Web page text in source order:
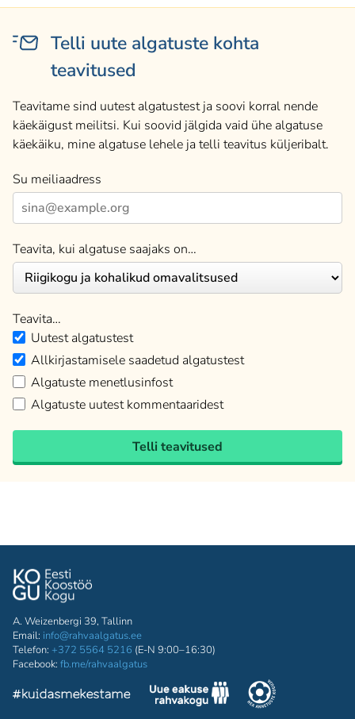
Telli uute algatuste kohta
teavitused
Teavitame sind uutest algatustest ja soovi korral nende
käekäigust meilitsi. Kui soovid jälgida vaid ühe algatuse
käekäiku, mine algatuse lehele ja telli teavitus küljeribalt.
Su meiliaadress
Teavita, kui algatuse saajaks on…
Teavita…
Uutest algatustest
Allkirjastamisele saadetud algatustest
Algatuste menetlusinfost
Algatuste uutest kommentaaridest
Telli teavitused
A. Weizenbergi 39, Tallinn
Email: info@rahvaalgatus.ee
Telefon: +372 5564 5216 (E-N 9:00–16:30)
Facebook: fb.me/rahvaalgatus